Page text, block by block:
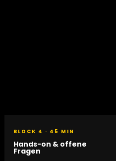
BLOCK 4 · 45 MIN
Hands-on & offene
Fragen